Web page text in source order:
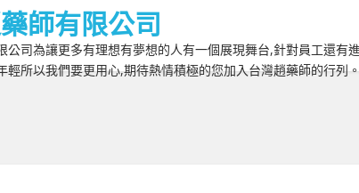
師有限公司
公司為讓更多有理想有夢想的人有一個展現舞台,針對員工還
輕所以我們要更用心,期待熱情積極的您加入台灣趙藥師的行列